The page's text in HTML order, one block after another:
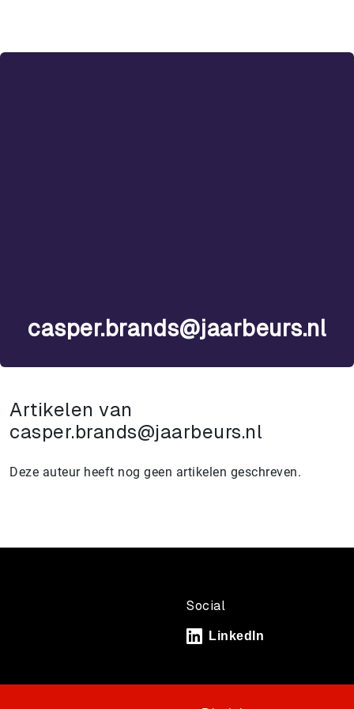
casper.brands@jaarbeurs.nl
Artikelen van
casper.brands@jaarbeurs.nl
Deze auteur heeft nog geen artikelen geschreven.
Social
LinkedIn